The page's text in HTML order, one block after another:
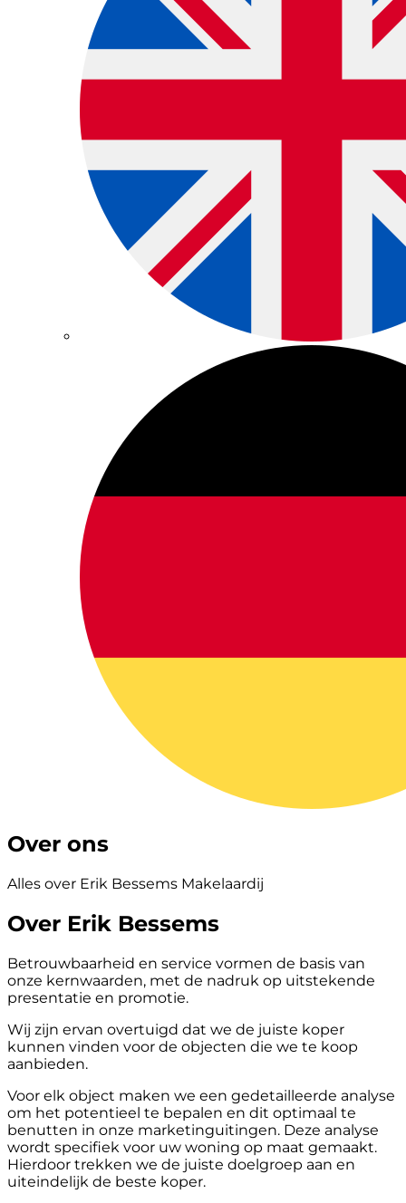
Over ons
Alles over Erik Bessems Makelaardij
Over Erik Bessems
Betrouwbaarheid en service vormen de basis van
onze kernwaarden, met de nadruk op uitstekende
presentatie en promotie.
Wij zijn ervan overtuigd dat we de juiste koper
kunnen vinden voor de objecten die we te koop
aanbieden.
Voor elk object maken we een gedetailleerde analyse
om het potentieel te bepalen en dit optimaal te
benutten in onze marketinguitingen. Deze analyse
wordt specifiek voor uw woning op maat gemaakt.
Hierdoor trekken we de juiste doelgroep aan en
uiteindelijk de beste koper.